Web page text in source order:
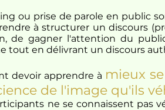
ou prise de parole en public
à structurer un discours
de gagner l'attention du
tout en délivrant un discours
devoir apprendre à mieux
de l'image qu'ils
ne se connaissent